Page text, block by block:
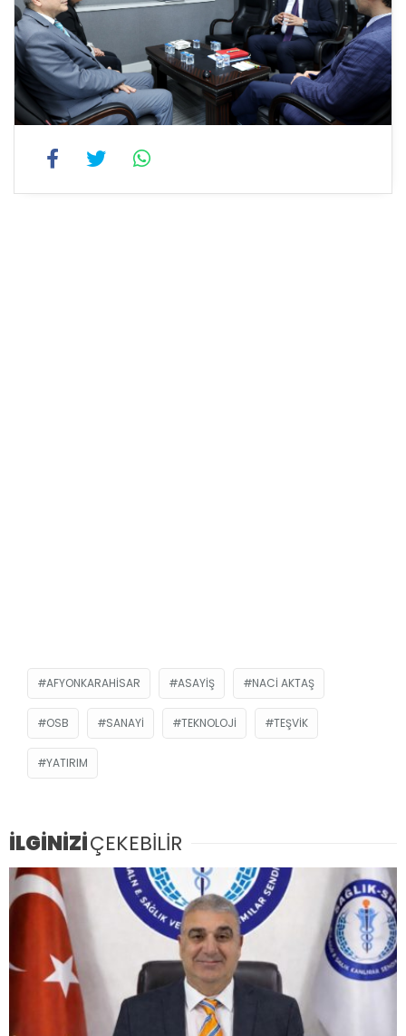
AFYONKARAHISAR ASAYIŞ NACI AKTAŞ
OSB SANAYI TEKNOLOJI TEŞVIK
YATIRIM
İLGİNİZİÇEKEBİLİR